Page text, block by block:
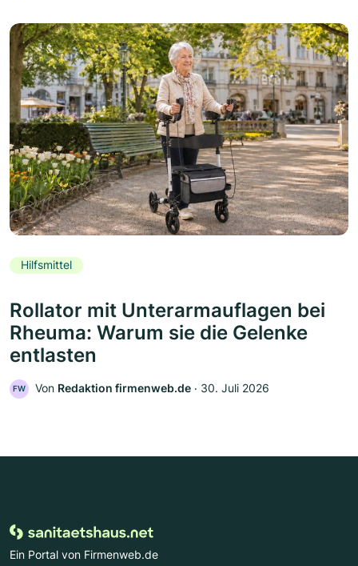
Hilfsmittel
Rollator mit Unterarmauflagen bei
Rheuma: Warum sie die Gelenke
entlasten
FW Von Redaktion firmenweb.de ‧ 30. Juli 2026
Ein Portal von Firmenweb.de